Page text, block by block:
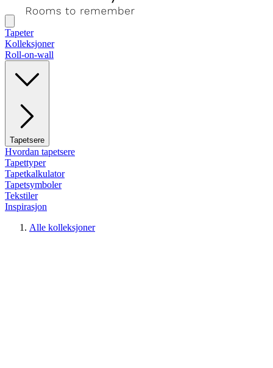
Tapeter
Kolleksjoner
Roll-on-wall
Tapetsere
Hvordan tapetsere
Tapettyper
Tapetkalkulator
Tapetsymboler
Tekstiler
Inspirasjon
Alle kolleksjoner